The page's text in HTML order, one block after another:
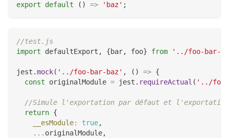
export
default ( ) => 'baz' ;
//test.js
import
defaultExport , {bar, foo} from '../foo-bar-
jest .mock( '../foo-bar-baz' , ( ) => {
const originalModule = jest . requireActual ( '../foo-
//Simule l'exportation par défaut et l'exportation
return {
__esModule: true,
... originalModule,